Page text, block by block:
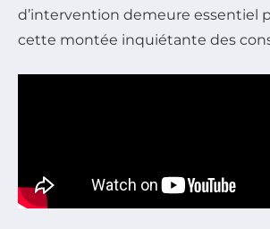
d’intervention demeure essentiel
cette montée inquiétante des